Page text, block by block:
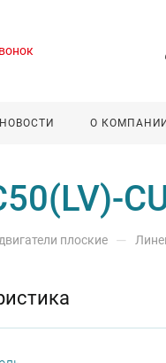
НОВОСТИ О
плоские —